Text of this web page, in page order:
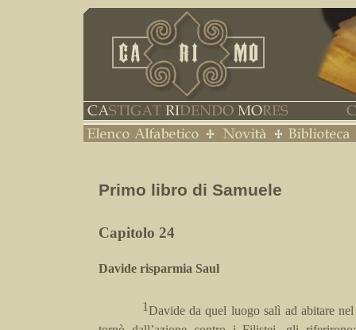
Primo libro di Samuele
Capitolo 24
Davide risparmia Saul
1Davide da quel luogo salì ad abitare